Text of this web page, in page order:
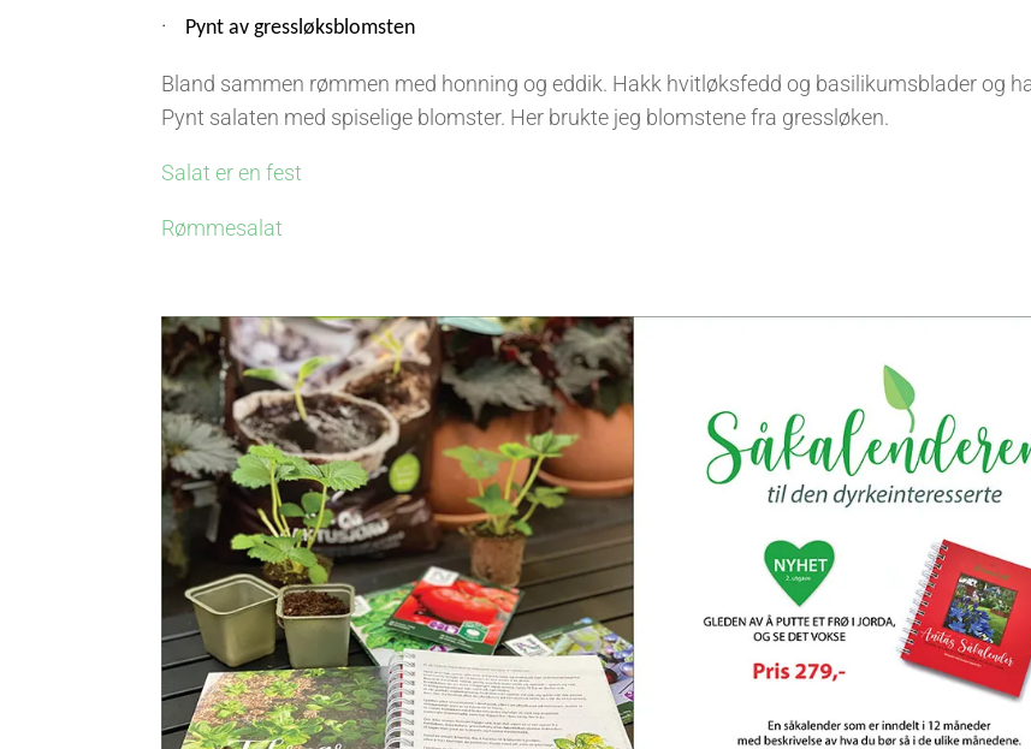
· Pynt av gressløksblomsten
Bland sammen rømmen med honning og eddik. Hakk hvitløksfedd og basilikumsblader og
Pynt salaten med spiselige blomster. Her brukte jeg blomstene fra gressløken.
Salat er en fest
Rømmesalat